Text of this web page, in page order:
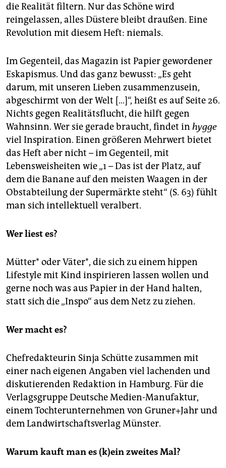
die Realität filtern. Nur das Schöne wird
reingelassen, alles Düstere bleibt draußen. Eine
Revolution mit diesem Heft: niemals.
Im Gegenteil, das Magazin ist Papier gewordener
Eskapismus. Und das ganz bewusst: „Es geht
darum, mit unseren Lieben zusammenzusein,
abgeschirmt von der Welt […]“, heißt es auf Seite 26.
Nichts gegen Realitätsflucht, die hilft gegen
Wahnsinn. Wer sie gerade braucht, findet in hygge
viel Inspiration. Einen größeren Mehrwert bietet
das Heft aber nicht – im Gegenteil, mit
Lebensweisheiten wie „1 – Das ist der Platz, auf
dem die Banane auf den meisten Waagen in der
Obstabteilung der Supermärkte steht“ (S. 63) fühlt
man sich intellektuell veralbert.
Wer liest es?
Mütter* oder Väter*, die sich zu einem hippen
Lifestyle mit Kind inspirieren lassen wollen und
gerne noch was aus Papier in der Hand halten,
statt sich die „Inspo“ aus dem Netz zu ziehen.
Wer macht es?
Chefredakteurin Sinja Schütte zusammen mit
einer nach eigenen Angaben viel lachenden und
diskutierenden Redaktion in Hamburg. Für die
Verlagsgruppe Deutsche Medien-Manufaktur,
einem Tochterunternehmen von Gruner+Jahr und
dem Landwirtschaftsverlag Münster.
Warum kauft man es (k)ein zweites Mal?